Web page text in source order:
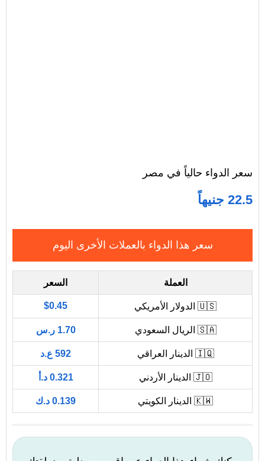
سعر الدواء حالياً في مصر
22.5 جنيهاً
سعر هذا الدواء بالعملات الأخرى اليوم
العملة السعر
🇺🇸 الدولار الأمريكي $0.45
🇸🇦 الريال السعودي 1.70 ر.س
🇮🇶 الدينار العراقي 592 ع.د
🇯🇴 الدينار الأردني 0.321 د.أ
🇰🇼 الدينار الكويتي 0.139 د.ك